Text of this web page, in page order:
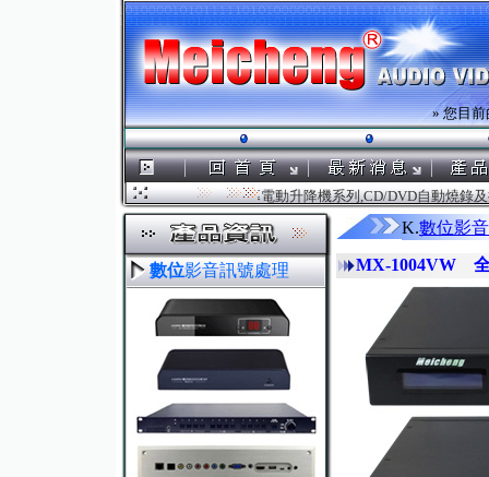
» 您目
．．．鎂成電腦液晶螢幕電動升降機系列,CD/DVD自動燒錄及
K.數位影
MX-1004VW 全
數位影音訊號處理